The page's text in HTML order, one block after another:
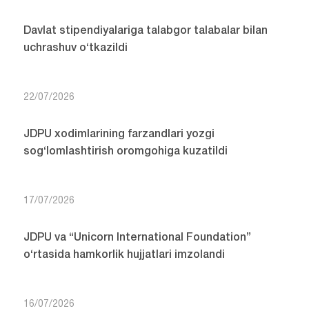
Davlat stipendiyalariga talabgor talabalar bilan
uchrashuv o‘tkazildi
22/07/2026
JDPU xodimlarining farzandlari yozgi
sog‘lomlashtirish oromgohiga kuzatildi
17/07/2026
JDPU va “Unicorn International Foundation”
o‘rtasida hamkorlik hujjatlari imzolandi
16/07/2026